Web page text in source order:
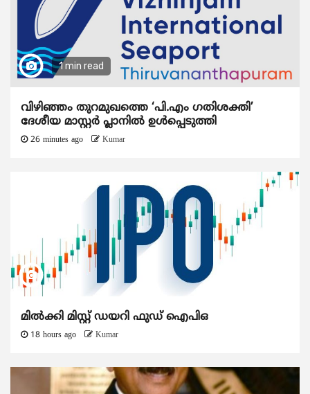
1 min read
വിഴിഞ്ഞം തുറമുഖത്തെ ‘പി.എം ഗതിശക്തി’
ദേശീയ മാസ്റ്റർ പ്ലാനിൽ ഉൾപ്പെടുത്തി
26 minutes ago Kumar
മിൽക്കി മിസ്റ്റ് ഡയറി ഫുഡ് ഐപിഒ
18 hours ago Kumar